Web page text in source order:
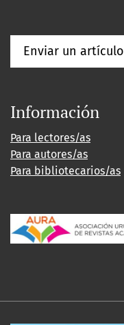
Enviar un artículo
Información
Para lectores/as
Para autores/as
Para bibliotecarios/as